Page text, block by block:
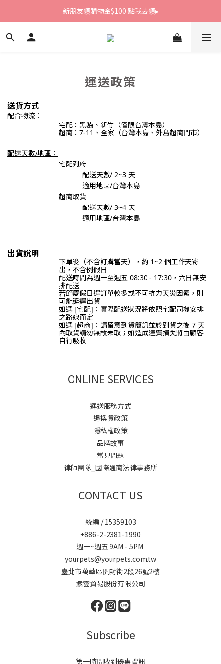
新朋友領購物金$100 點我去領▸
新朋友領購物金$100 點我去領▸
全館滿1800免運
運送政策
送貨方式
配合物流：
宅配：黑貓、新竹 （僅限台灣本島）
超商：7-11、全家（台灣本島、外島超商門市）
配送天數/地區：
宅配到府
配送天數/ 2~3 天
適用地區/台灣本島
超商取貨
配送天數/ 3~4 天
適用地區/台灣本島
出貨說明
下單後（不含訂購當天），約 1~2 個工作天寄
出，不含例假日
配送時間為週一至週五 08:30 - 17:30，六日無安
排配送
若節慶假日遇訂單較多或不可抗力天災因素，則
可能延遲出貨
如選 [宅配]：實際配送狀況將依照宅配司機安排
之路線而定
如選 [超商]：請留意到貨簡訊並於到貨之後 7 天
內取貨請勿無故未取；如造成運費損失將由顧客
自行吸收
ONLINE SERVICES
運送服務方式
退換貨政策
隱私權政策
品牌故事
常見問題
律師團隊_國際通商法律事務所
CONTACT US
統編 / 15359103
+886-2-2381-1990
週一~週五 9AM - 5PM
yourpets@yourpets.com.tw
臺北市萬華區開封街2段26號2樓
紫雲貿易股份有限公司
Subscribe
第一時間收到優惠資訊